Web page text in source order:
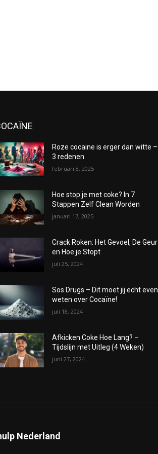
Roze cocaine is erger dan witte –
3 redenen
februari 8, 2025
Hoe stop je met coke? In 7
Stappen Zelf Clean Worden
januari 17, 2025
Crack Roken: Het Gevoel, De Geur
en Hoe je Stopt
juli 25, 2024
Sos Drugs – Dit moet jij echt even
weten over Cocaïne!
juli 18, 2024
Afkicken Coke Hoe Lang? –
Tijdslijn met Uitleg (4 Weken)
juni 27, 2024
Nederland